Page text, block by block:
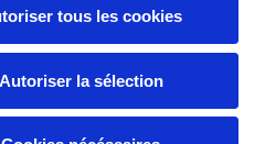
tous les cookies
Autoriser la sélection